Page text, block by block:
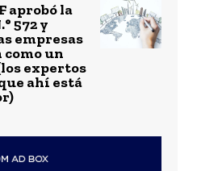
aprobó la
572 y
empresas
como un
expertos
ahí está